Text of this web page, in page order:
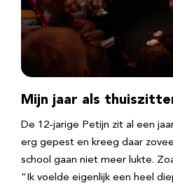
Mijn jaar als
De 12-jarige Petijn zit al een
erg gepest en kreeg daar
school gaan niet meer lukte.
“Ik voelde eigenlijk een heel